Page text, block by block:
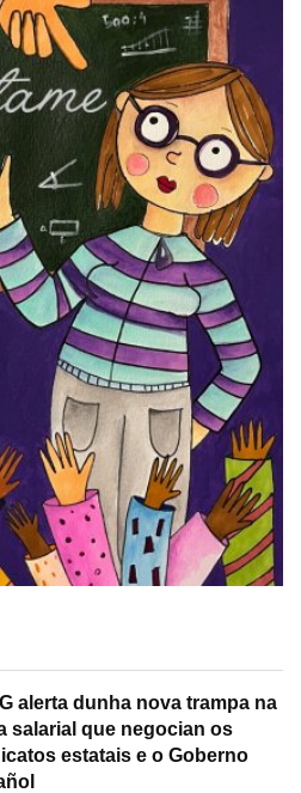
alerta dunha nova trampa na
salarial que negocian os
estatais e o Goberno